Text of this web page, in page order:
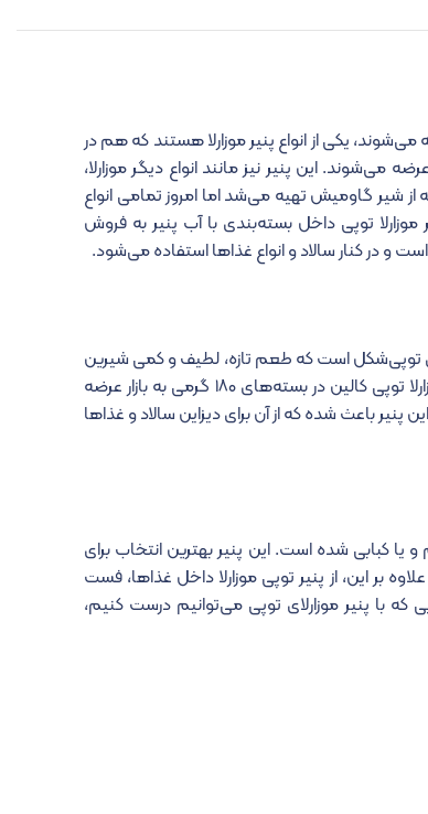
می‌شوند، یکی از انواع پنیر موزارلا هستند که هم در
می‌شوند. این پنیر نیز مانند انواع دیگر موزارلا،
شیر گاومیش تهیه می‌شد اما امروز تمامی انواع
موزارلا توپی داخل بسته‌بندی با آب پنیر به فروش
و در کنار سالاد و انواع غذاها استفاده می‌شود.
توپی‌شکل است که طعم تازه، لطیف و کمی شیرین
دارد. بافت این پنیر نرم و ابریشمی است و به راحتی شکل می‌گیرد. پنیر موزارلا توپی کالین در بسته‌های ۱۸۰ گرمی به بازار عرضه
باعث شده که از آن برای دیزاین سالاد و غذاها
و یا کبابی شده است. این پنیر بهترین انتخاب برای
بر این، از پنیر توپی موزارلا داخل غذاها، فست
با پنیر موزارلای توپی می‌توانیم درست کنیم،